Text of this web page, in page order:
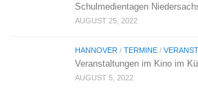
Schulmedientagen
AUGUST 25, 2022
HANNOVER / TERMINE /
Veranstaltungen im Kino im
AUGUST 5, 2022